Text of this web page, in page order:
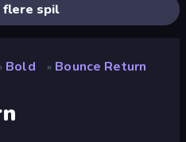
flere spil
Bold » Bounce Return